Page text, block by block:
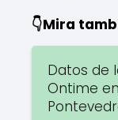
👇Mira
Datos de
Ontime